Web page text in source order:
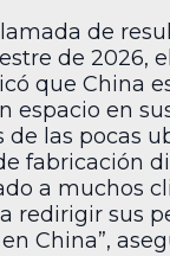
de
de 2026,
que China
espacio en
de las pocas
fabricación
a muchos
redirigir sus
China”,